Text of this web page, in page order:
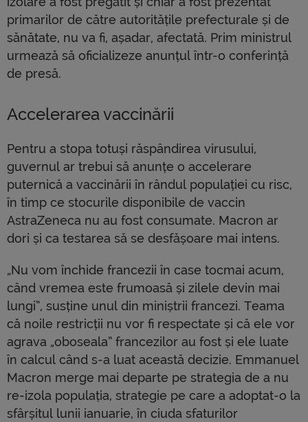
primarilor de către autoritățile prefecturale și de
sănătate, nu va fi, așadar, afectată. Prim ministrul
urmează să oficializeze anunțul într-o conferință
de presă.
Accelerarea vaccinării
Pentru a stopa totuși răspândirea virusului,
guvernul ar trebui să anunțe o accelerare
puternică a vaccinării în rândul populației cu risc,
în timp ce stocurile disponibile de vaccin
AstraZeneca nu au fost consumate. Macron ar
dori și ca testarea să se desfășoare mai intens.
„Nu vom închide francezii în case tocmai acum,
când vremea este frumoasă și zilele devin mai
lungi”, susține unul din miniștrii francezi. Teama
că noile restricții nu vor fi respectate și că ele vor
agrava „oboseala” francezilor au fost și ele luate
în calcul când s-a luat această decizie. Emmanuel
Macron merge mai departe pe strategia de a nu
re-izola populația, strategie pe care a adoptat-o ​​la
sfârșitul lunii ianuarie, în ciuda sfaturilor